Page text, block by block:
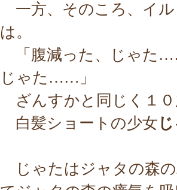
一方、そのころ、イ
は。
「腹減った、じゃた
じゃた……」
ざんすかと同じく１
白髪ショートの少女
じゃたはジャタの森